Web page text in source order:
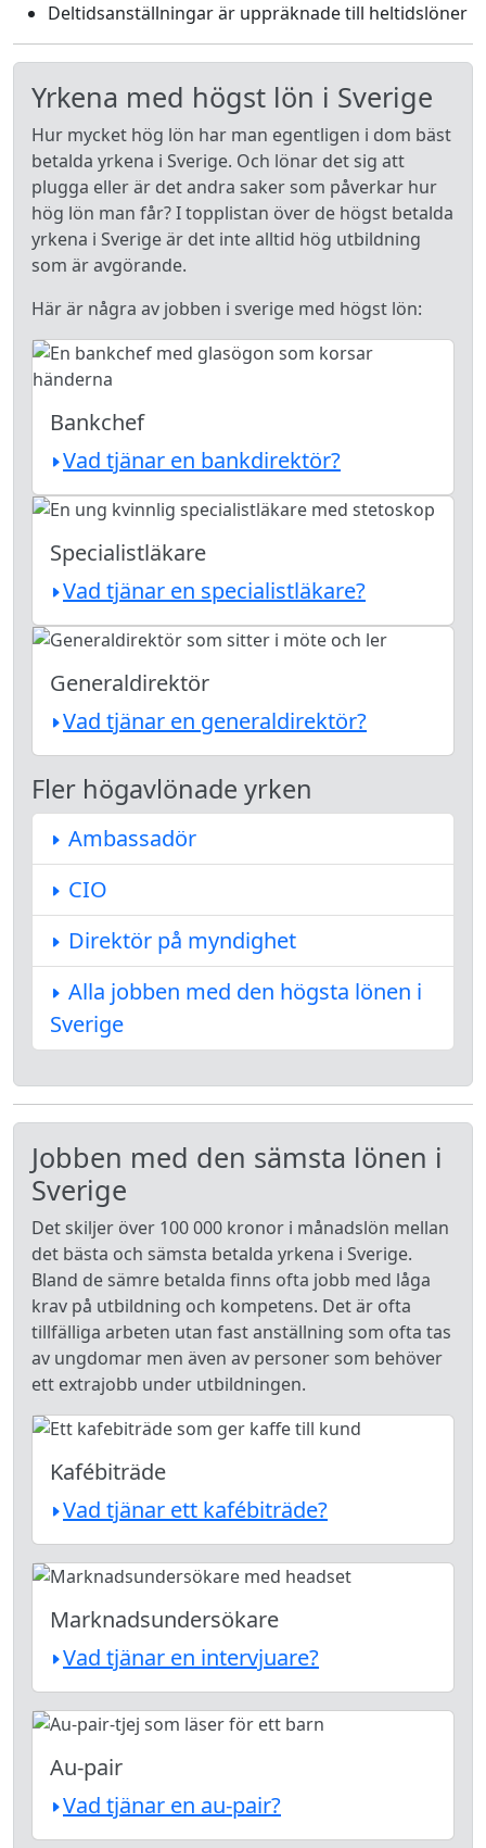
Deltidsanställningar är uppräknade till heltidslöner
Yrkena med högst lön i Sverige
Hur mycket hög lön har man egentligen i dom bäst
betalda yrkena i Sverige. Och lönar det sig att
plugga eller är det andra saker som påverkar hur
hög lön man får? I topplistan över de högst betalda
yrkena i Sverige är det inte alltid hög utbildning
som är avgörande.
Här är några av jobben i sverige med högst lön:
Bankchef
Vad tjänar en bankdirektör?
Specialistläkare
Vad tjänar en specialistläkare?
Generaldirektör
Vad tjänar en generaldirektör?
Fler högavlönade yrken
Ambassadör
CIO
Direktör på myndighet
Alla jobben med den högsta lönen i
Sverige
Jobben med den sämsta lönen i
Sverige
Det skiljer över 100 000 kronor i månadslön mellan
det bästa och sämsta betalda yrkena i Sverige.
Bland de sämre betalda finns ofta jobb med låga
krav på utbildning och kompetens. Det är ofta
tillfälliga arbeten utan fast anställning som ofta tas
av ungdomar men även av personer som behöver
ett extrajobb under utbildningen.
Kafébiträde
Vad tjänar ett kafébiträde?
Marknadsundersökare
Vad tjänar en intervjuare?
Au-pair
Vad tjänar en au-pair?